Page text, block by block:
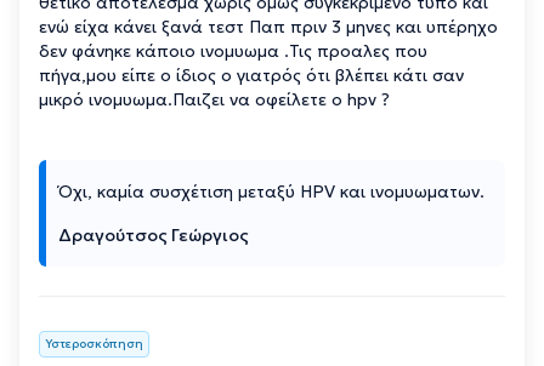
ενώ είχα κάνει ξανά τεστ Παπ πριν 3 μηνες και υπέρηχο
δεν φάνηκε κάποιο ινομυωμα .Τις προαλες που
πήγα,μου είπε ο ίδιος ο γιατρός ότι βλέπει κάτι σαν
μικρό ινομυωμα.Παιζει να οφείλετε ο hpv ?
Όχι, καμία συσχέτιση μεταξύ HPV και ινομυωματων.
Δραγούτσος Γεώργιος
Υστεροσκόπηση